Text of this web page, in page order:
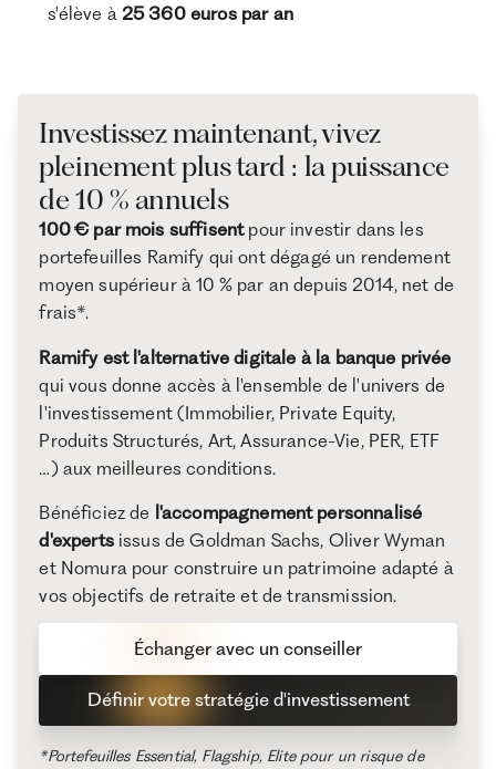
s'élève à 25 360 euros par an
Investissez maintenant, vivez
pleinement plus tard : la puissance
de 10 % annuels
100 € par mois suffisentpour investir dans les
portefeuilles Ramify qui ont dégagé un rendement
moyen supérieur à 10 % par an depuis 2014, net de
frais*.
Ramify est l'alternative digitale à la banque privée
qui vous donne accès à l'ensemble de l'univers de
l'investissement (Immobilier, Private Equity,
Produits Structurés, Art, Assurance-Vie, PER, ETF
…) aux meilleures conditions.
Bénéficiez de l'accompagnement personnalisé
d'expertsissus de Goldman Sachs, Oliver Wyman
et Nomura pour construire un patrimoine adapté à
vos objectifs de retraite et de transmission.
Définir votre stratégie d'investissement
Échanger avec un conseiller
*Portefeuilles Essential, Flagship, Elite pour un risque de